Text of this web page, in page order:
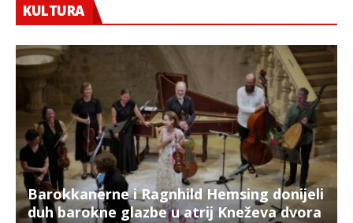
KULTURA
Barokkanerne i Ragnhild Hemsing donijeli
duh barokne glazbe u atrij Kneževa dvora